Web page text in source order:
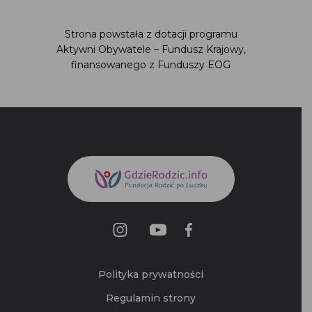
Strona powstała z dotacji programu
Aktywni Obywatele – Fundusz Krajowy,
finansowanego z Funduszy EOG
Polityka prywatności
Regulamin strony